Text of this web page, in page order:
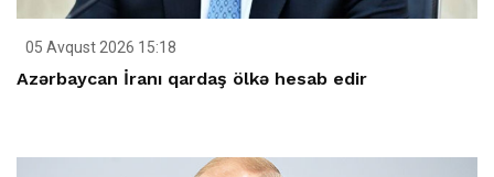
05 Avqust 2026 15:18
Azərbaycan İranı qardaş ölkə hesab edir